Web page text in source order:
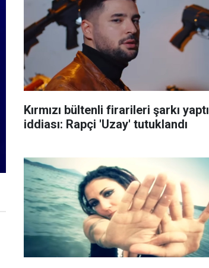
Kırmızı bültenli firarileri şarkı yaptı
iddiası: Rapçi 'Uzay' tutuklandı